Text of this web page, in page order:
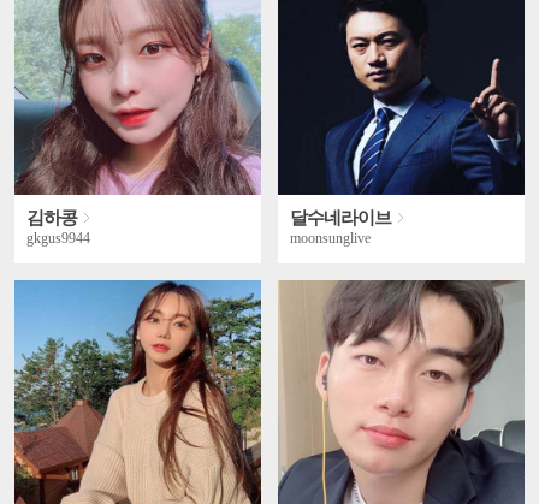
김하콩
gkgus9944
달수네라이브
moonsunglive